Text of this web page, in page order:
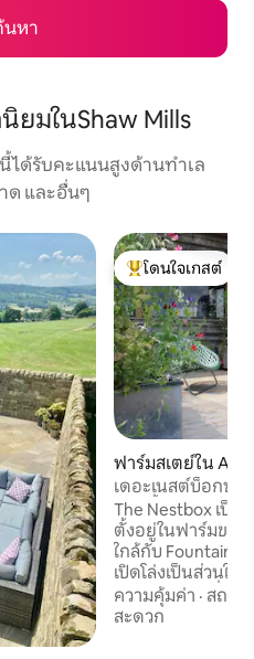
นหา
มในShaw Mills
ได้รับคะแนนสูงด้านทำเล
ด และอื่นๆ
โดนใจเกสต์ที่สุด
โดนใจเกสต์
ฟาร์มสเตย์ใน
เดอะเนสต์บ็อกซ์
ห้องน้ำกลางแจ้ง
The Nestbox เป็
ตั้งอยู่ในฟาร์มของ
ใกล้กับ Fountains Abbey ภา
เปิดโล่งเป็นส่วนใ
และอัปไซเคิลที่คัด
กับห้องครัวที่ทันส
ความคุ้มค่า · สถาน
สะดวก